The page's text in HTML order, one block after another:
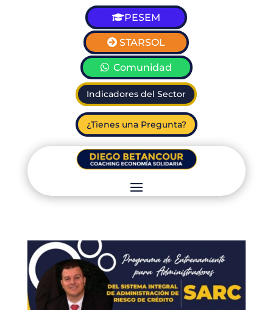
PESEM
STARSOL
Comunidad
Indicadores del Sector
¿Tienes una Pregunta?